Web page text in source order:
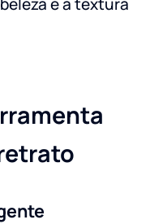
e a textura